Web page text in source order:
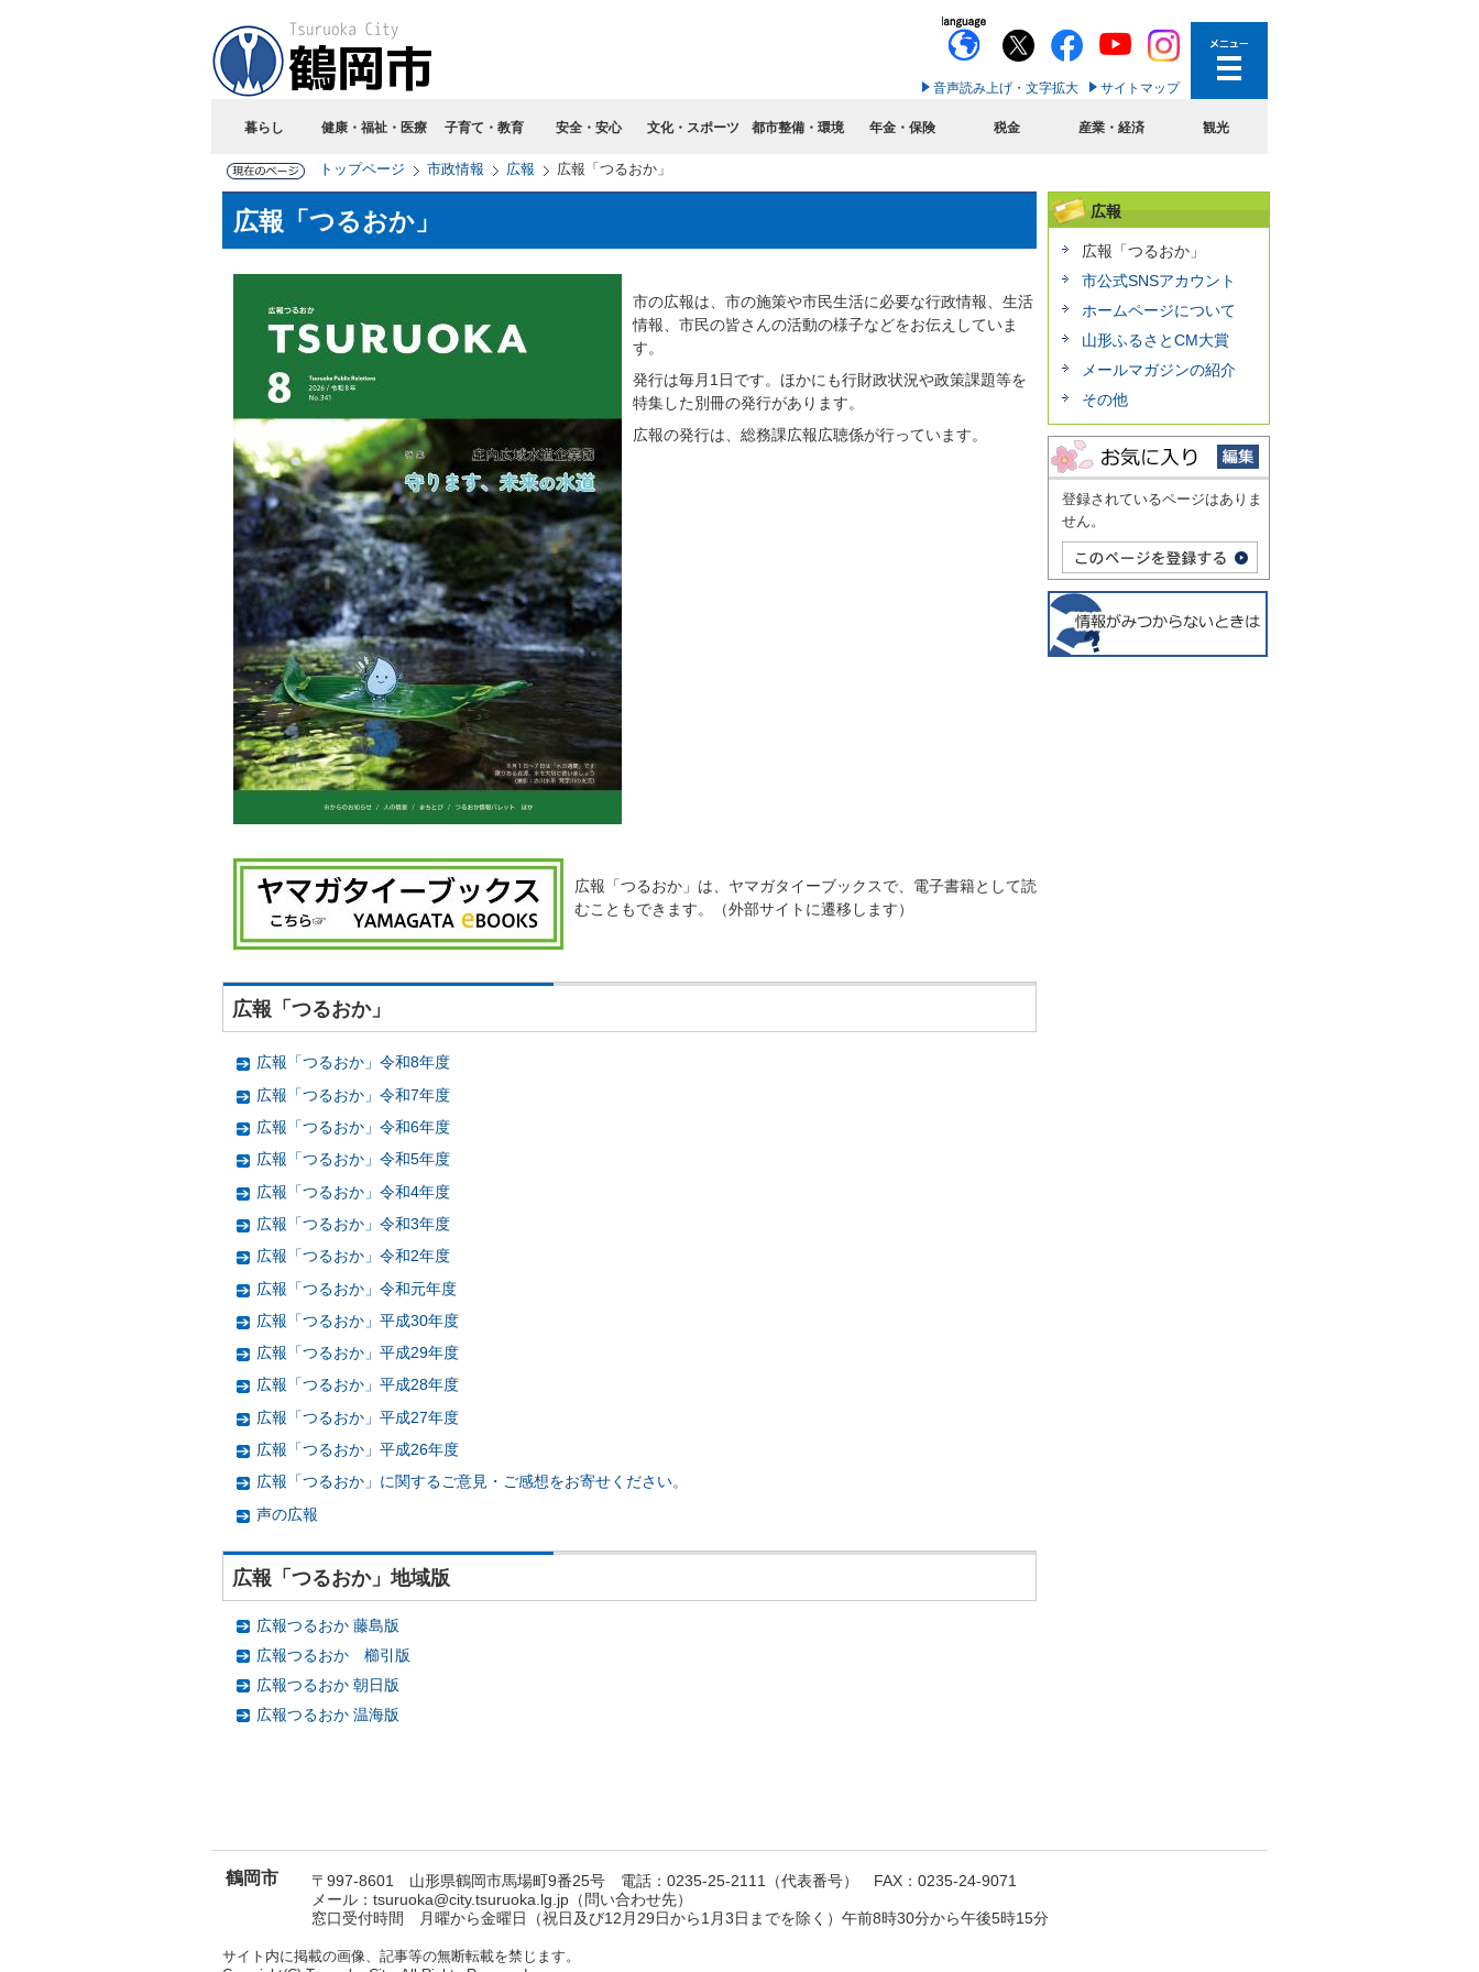
音声読み上げ・文字拡大 サイトマップ
暮らし 健康・福祉・医療 子育て・教育 安全・安心 文化・スポーツ 都市整備・環境 年金・保険 税金 産業・経済 観光
トップページ 市政情報 広報 広報「つるおか」
広報「つるおか」
市の広報は、市の施策や市民生活に必要な行政情報、生活
情報、市民の皆さんの活動の様子などをお伝えしていま
す。
発行は毎月1日です。ほかにも行財政状況や政策課題等を
特集した別冊の発行があります。
広報の発行は、総務課広報広聴係が行っています。
広報「つるおか」は、ヤマガタイーブックスで、電子書籍として読
むこともできます。（外部サイトに遷移します）
広報「つるおか」
広報「つるおか」令和8年度
広報「つるおか」令和7年度
広報「つるおか」令和6年度
広報「つるおか」令和5年度
広報「つるおか」令和4年度
広報「つるおか」令和3年度
広報「つるおか」令和2年度
広報「つるおか」令和元年度
広報「つるおか」平成30年度
広報「つるおか」平成29年度
広報「つるおか」平成28年度
広報「つるおか」平成27年度
広報「つるおか」平成26年度
広報「つるおか」に関するご意見・ご感想をお寄せください。
声の広報
広報「つるおか」地域版
広報つるおか 藤島版
広報つるおか 櫛引版
広報つるおか 朝日版
広報つるおか 温海版
広報
広報「つるおか」
市公式SNSアカウント
ホームページについて
山形ふるさとCM大賞
メールマガジンの紹介
その他
登録されているページはありま
せん。
鶴岡市
〒997-8601 山形県鶴岡市馬場町9番25号 電話：0235-25-2111（代表番号） FAX：0235-24-9071
メール：tsuruoka@city.tsuruoka.lg.jp（問い合わせ先）
窓口受付時間 月曜から金曜日（祝日及び12月29日から1月3日までを除く）午前8時30分から午後5時15分
サイト内に掲載の画像、記事等の無断転載を禁じます。